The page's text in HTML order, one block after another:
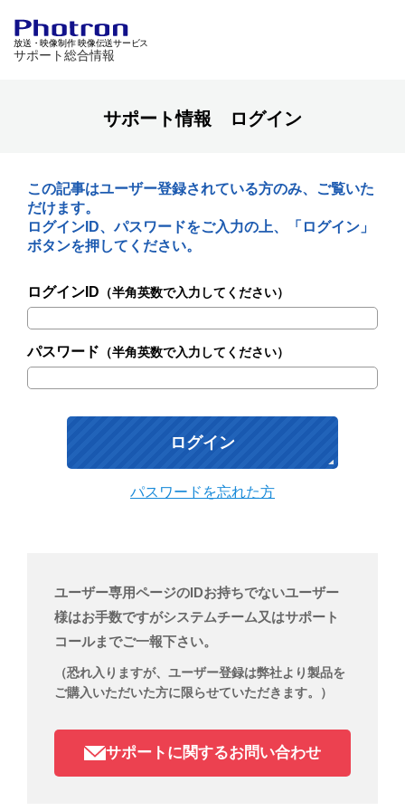
放送・映像制作 映像伝送サービス
サポート総合情報
サポート情報 ログイン
この記事はユーザー登録されている方のみ、ご覧いた
だけます。
ログインID、パスワードをご入力の上、「ログイン」
ボタンを押してください。
ログインID （半角英数で入力してください）
パスワード （半角英数で入力してください）
パスワードを忘れた方
ユーザー専用ページのIDお持ちでないユーザー
様はお手数ですがシステムチーム又はサポート
コールまでご一報下さい。
（恐れ入りますが、ユーザー登録は弊社より製品を
ご購入いただいた方に限らせていただきます。）
サポートに関するお問い合わせ